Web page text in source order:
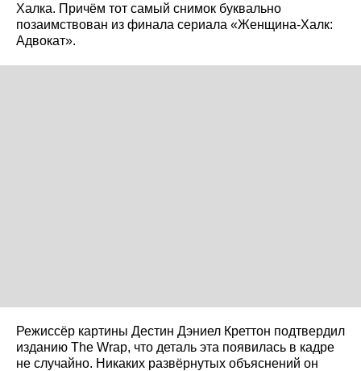
Халка. Причём тот самый снимок буквально
позаимствован из финала сериала «Женщина-Халк:
Адвокат».
Режиссёр картины Дестин Дэниел Креттон подтвердил
изданию The Wrap, что деталь эта появилась в кадре
не случайно. Никаких развёрнутых объяснений он